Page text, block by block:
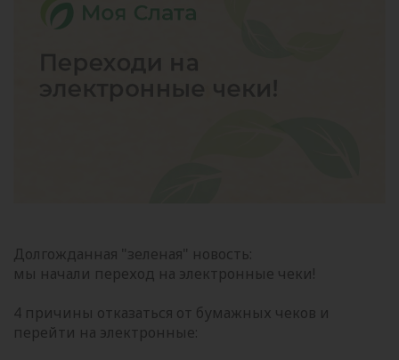
Долгожданная "зеленая" новость:
мы начали переход на электронные чеки!
4 причины отказаться от бумажных чеков и
перейти на электронные: